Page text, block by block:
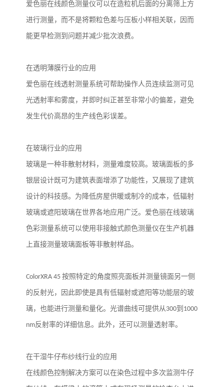
爱色丽在线颜色测量仪可以在造粒机后面的分离筛上方
进行测量，而不是将颗粒色差与压板小样相关联，因而
能更早检测到问题并减少批次浪费。
在透明薄膜行业的应用
爱色丽在线透射测量系统可帮助操作人员连续监测可见
光透射率和雾度，并即时纠正甚至非常小的偏差，避免
发生代价高昂的生产线色彩误差。
在玻璃行业的应用
玻璃是一种非散射材料，测量难度较高。玻璃面板的多
银层设计既可为建筑表面增添了功能性，又展现了建筑
设计的科技感。为降低房屋供暖或制冷的成本，低辐射
玻璃或遮阳玻璃在世界各地应用广泛。爱色丽在线玻璃
色彩测量系统可以使用非接触式颜色测量仪在生产机器
上直接测量玻璃面板等非散射样品。
ColorXRA 45 按照特定的角度照亮面板并测量镜面另一侧
的反射光，因此即使是具有低辐射或遮阳等功能层的玻
璃，也能进行测量和量化。光谱曲线可提供从300到 1000
nm反射率的详细信息。此外，还可以测量透射率。
在干湿牛仔布纱线行业的应用
在线颜色控制解决方案可以在染色过程中多次监测牛仔